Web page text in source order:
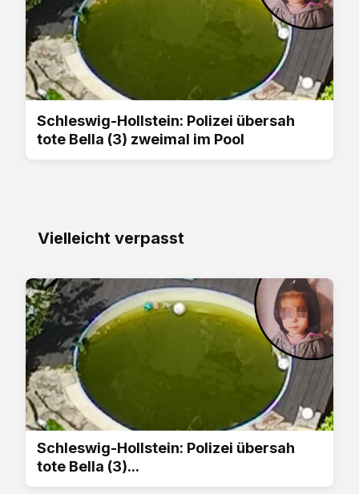
Schleswig-Hollstein: Polizei übersah
tote Bella (3) zweimal im Pool
Vielleicht verpasst
Schleswig-Hollstein: Polizei übersah
tote Bella (3)...